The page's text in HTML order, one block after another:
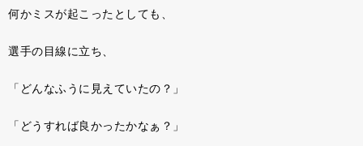
何かミスが起こったとしても、
選手の目線に立ち、
「どんなふうに見えていたの？」
「どうすれば良かったかなぁ？」